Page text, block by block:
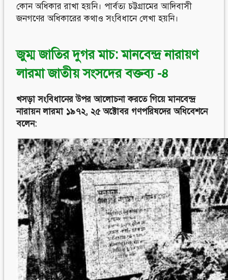
কোন অধিকার রাখা হয়নি। পার্বত্য চট্টগ্রামের আদিবাসী
জনগণের অধিকারের কথাও সংবিধানে লেখা হয়নি।
জুম্ম জাতির দুগর মাচ: মানবেন্দ্র নারায়ণ
লারমা জাতীয় সংসদের বক্তব্য -৪
খসড়া সংবিধানের উপর আলোচনা করতে গিয়ে মানবেন্দ্র
নারায়ন লারমা ১৯৭২, ২৫ অক্টোবর গণপরিষদের অধিবেশনে
বলেন: